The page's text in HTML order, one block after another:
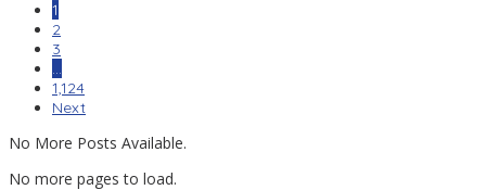
1
2
3
…
1,124
Next
No More Posts Available.
No more pages to load.